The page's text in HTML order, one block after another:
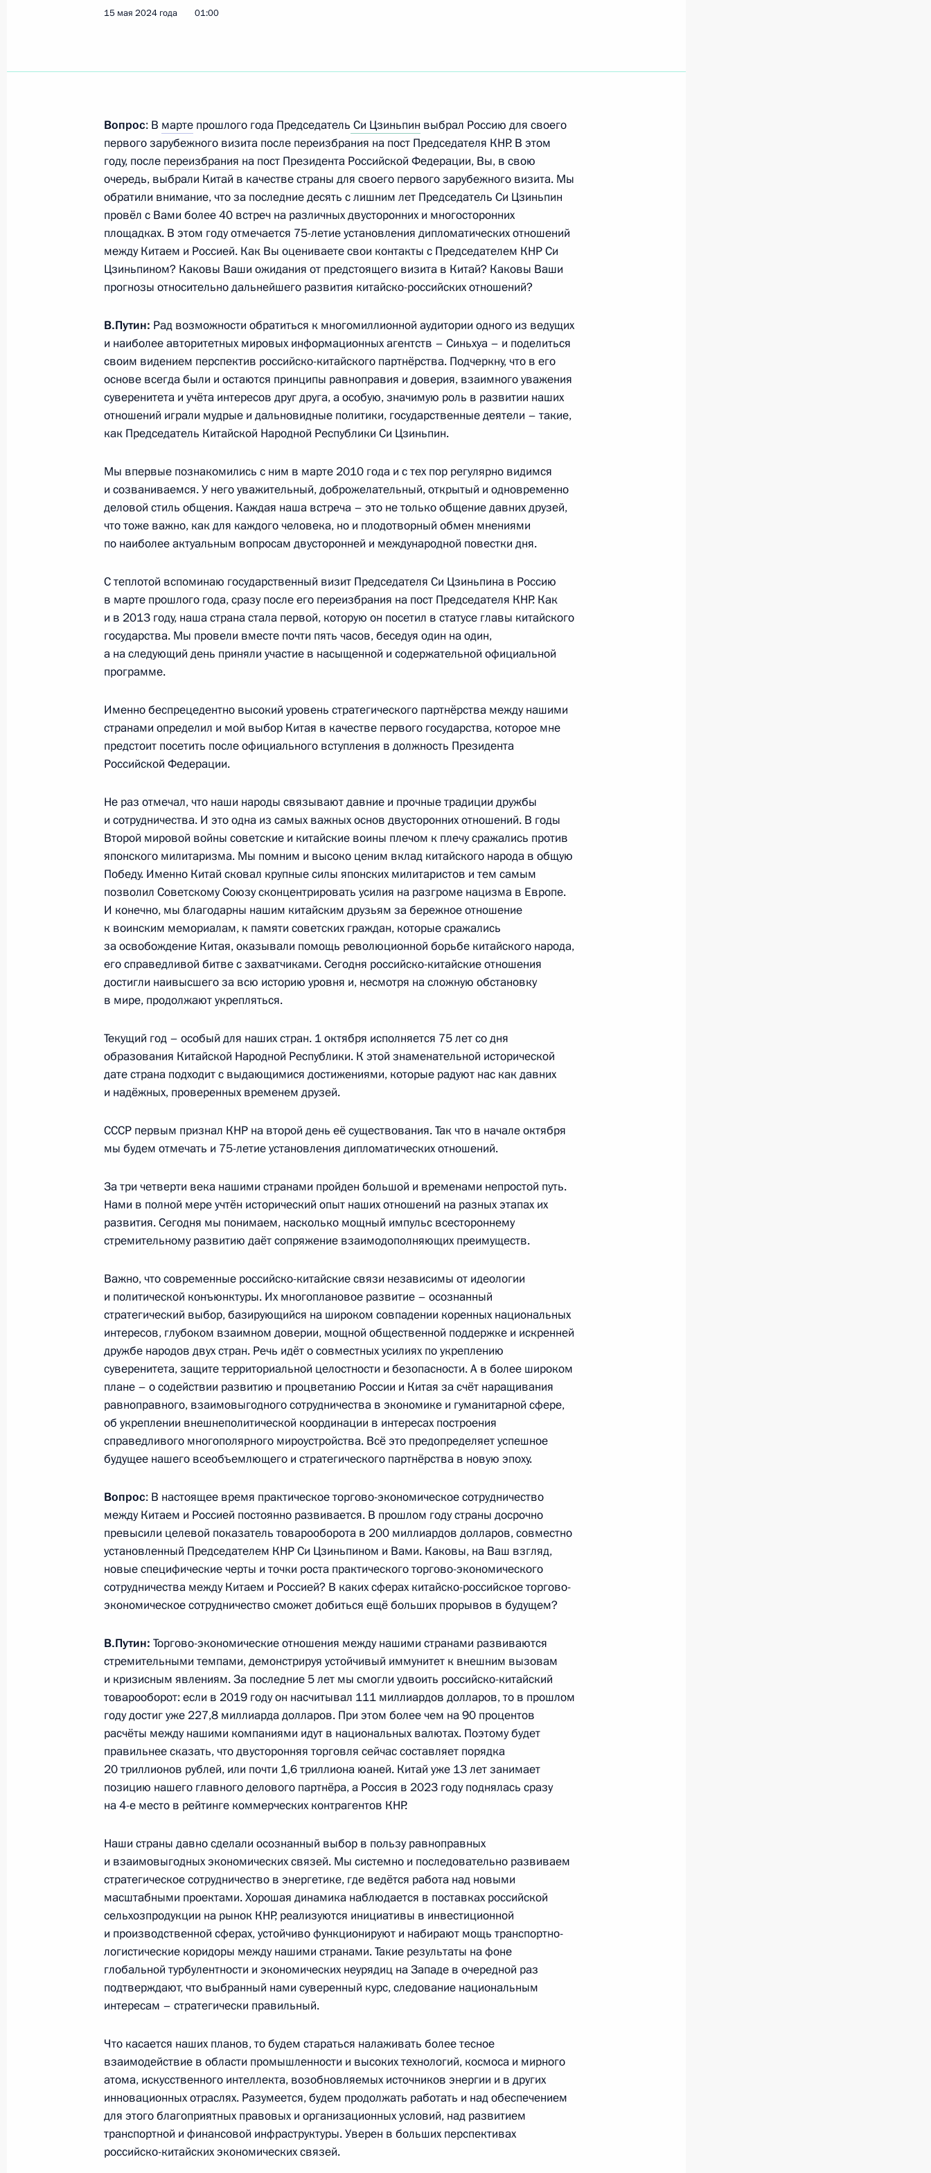
17 мая 2024 года, 08:45 Харбин
Церемония открытия российско-китайского ЭКСПО и форума
по межрегиональному сотрудничеству
17 мая 2024 года, 08:20 Харбин
23 12м
16 мая 2024 года, четверг
Открыты «перекрёстные» года культуры России и Китая
16 мая 2024 года, 12:45 Пекин
Встреча с Премьером Государственного совета КНР Ли Цяном
16 мая 2024 года, 11:45 Пекин
Заявления для прессы по итогам российско-китайских
переговоров
16 мая 2024 года, 09:55 Пекин
8
Начало российско-китайских переговоров
16 мая 2024 года, 08:00 Пекин
4
16 мая 2024 года, 07:00 Пекин
Совещание по вопросам развития оборонно-промышленного
комплекса
Москва, Кремль
Встреча с командующими войсками военных округов
15 мая 2024 года, 15:20 Москва, Кремль
Встреча с Олегом Матыциным
Встреча с Николаем Шульгиновым
15 мая 2024 года, 14:45 Москва, Кремль
15 мая 2024 года, 01:00
14 мая 2024 года, вторник
Встреча с членами Правительства
14 мая 2024 года, 23:00 Москва, Кремль
13 мая 2024 года, понедельник
Совещание с постоянными членами Совета Безопасности
13 мая 2024 года, 18:30 Москва, Кремль
2
11 мая 2024 года, суббота
Встреча с Денисом Мантуровым и Сергеем Чемезовым
11 мая 2024 года, 12:10
10 мая 2024 года, пятница
Встреча с исполняющим обязанности Председателя
Правительства Михаилом Мишустиным
10 мая 2024 года, 12:40 Москва, Кремль
Российско-бисайские переговоры
9 мая 2024 года, 18:20 Москва, Кремль
4
Российско-лаосские переговоры
9 мая 2024 года, 16:45 Москва, Кремль
Начало российско-кубинских переговоров в расширенном
составе
9 мая 2024 года, 15:10 Москва, Кремль
Встреча с Президентом Кубы Мигелем Диас-Канелем Бермудесом
15 мая 2024 года 01:00
Вопрос: В марте прошлого года Председатель Си Цзиньпин выбрал Россию для своего
первого зарубежного визита после переизбрания на пост Председателя КНР. В этом
году, после переизбрания на пост Президента Российской Федерации, Вы, в свою
очередь, выбрали Китай в качестве страны для своего первого зарубежного визита. Мы
обратили внимание, что за последние десять с лишним лет Председатель Си Цзиньпин
провёл с Вами более 40 встреч на различных двусторонних и многосторонних
площадках. В этом году отмечается 75-летие установления дипломатических отношений
между Китаем и Россией. Как Вы оцениваете свои контакты с Председателем КНР Си
Цзиньпином? Каковы Ваши ожидания от предстоящего визита в Китай? Каковы Ваши
прогнозы относительно дальнейшего развития китайско-российских отношений?
В.Путин: Рад возможности обратиться к многомиллионной аудитории одного из ведущих
и наиболее авторитетных мировых информационных агентств – Синьхуа – и поделиться
своим видением перспектив российско-китайского партнёрства. Подчеркну, что в его
основе всегда были и остаются принципы равноправия и доверия, взаимного уважения
суверенитета и учёта интересов друг друга, а особую, значимую роль в развитии наших
отношений играли мудрые и дальновидные политики, государственные деятели – такие,
как Председатель Китайской Народной Республики Си Цзиньпин.
Мы впервые познакомились с ним в марте 2010 года и с тех пор регулярно видимся
и созваниваемся. У него уважительный, доброжелательный, открытый и одновременно
деловой стиль общения. Каждая наша встреча – это не только общение давних друзей,
что тоже важно, как для каждого человека, но и плодотворный обмен мнениями
по наиболее актуальным вопросам двусторонней и международной повестки дня.
С теплотой вспоминаю государственный визит Председателя Си Цзиньпина в Россию
в марте прошлого года, сразу после его переизбрания на пост Председателя КНР. Как
и в 2013 году, наша страна стала первой, которую он посетил в статусе главы китайского
государства. Мы провели вместе почти пять часов, беседуя один на один,
а на следующий день приняли участие в насыщенной и содержательной официальной
программе.
Именно беспрецедентно высокий уровень стратегического партнёрства между нашими
странами определил и мой выбор Китая в качестве первого государства, которое мне
предстоит посетить после официального вступления в должность Президента
Российской Федерации.
Не раз отмечал, что наши народы связывают давние и прочные традиции дружбы
и сотрудничества. И это одна из самых важных основ двусторонних отношений. В годы
Второй мировой войны советские и китайские воины плечом к плечу сражались против
японского милитаризма. Мы помним и высоко ценим вклад китайского народа в общую
Победу. Именно Китай сковал крупные силы японских милитаристов и тем самым
позволил Советскому Союзу сконцентрировать усилия на разгроме нацизма в Европе.
И конечно, мы благодарны нашим китайским друзьям за бережное отношение
к воинским мемориалам, к памяти советских граждан, которые сражались
за освобождение Китая, оказывали помощь революционной борьбе китайского народа,
его справедливой битве с захватчиками. Сегодня российско-китайские отношения
достигли наивысшего за всю историю уровня и, несмотря на сложную обстановку
в мире, продолжают укрепляться.
Текущий год – особый для наших стран. 1 октября исполняется 75 лет со дня
образования Китайской Народной Республики. К этой знаменательной исторической
дате страна подходит с выдающимися достижениями, которые радуют нас как давних
и надёжных, проверенных временем друзей.
СССР первым признал КНР на второй день её существования. Так что в начале октября
мы будем отмечать и 75-летие установления дипломатических отношений.
За три четверти века нашими странами пройден большой и временами непростой путь.
Нами в полной мере учтён исторический опыт наших отношений на разных этапах их
развития. Сегодня мы понимаем, насколько мощный импульс всестороннему
стремительному развитию даёт сопряжение взаимодополняющих преимуществ.
Важно, что современные российско-китайские связи независимы от идеологии
и политической конъюнктуры. Их многоплановое развитие – осознанный
стратегический выбор, базирующийся на широком совпадении коренных национальных
интересов, глубоком взаимном доверии, мощной общественной поддержке и искренней
дружбе народов двух стран. Речь идёт о совместных усилиях по укреплению
суверенитета, защите территориальной целостности и безопасности. А в более широком
плане – о содействии развитию и процветанию России и Китая за счёт наращивания
равноправного, взаимовыгодного сотрудничества в экономике и гуманитарной сфере,
об укреплении внешнеполитической координации в интересах построения
справедливого многополярного мироустройства. Всё это предопределяет успешное
будущее нашего всеобъемлющего и стратегического партнёрства в новую эпоху.
Вопрос: В настоящее время практическое торгово-экономическое сотрудничество
между Китаем и Россией постоянно развивается. В прошлом году страны досрочно
превысили целевой показатель товарооборота в 200 миллиардов долларов, совместно
установленный Председателем КНР Си Цзиньпином и Вами. Каковы, на Ваш взгляд,
новые специфические черты и точки роста практического торгово-экономического
сотрудничества между Китаем и Россией? В каких сферах китайско-российское торгово-
экономическое сотрудничество сможет добиться ещё больших прорывов в будущем?
В.Путин: Торгово-экономические отношения между нашими странами развиваются
стремительными темпами, демонстрируя устойчивый иммунитет к внешним вызовам
и кризисным явлениям. За последние 5 лет мы смогли удвоить российско-китайский
товарооборот: если в 2019 году он насчитывал 111 миллиардов долларов, то в прошлом
году достиг уже 227,8 миллиарда долларов. При этом более чем на 90 процентов
расчёты между нашими компаниями идут в национальных валютах. Поэтому будет
правильнее сказать, что двусторонняя торговля сейчас составляет порядка
20 триллионов рублей, или почти 1,6 триллиона юаней. Китай уже 13 лет занимает
позицию нашего главного делового партнёра, а Россия в 2023 году поднялась сразу
на 4-е место в рейтинге коммерческих контрагентов КНР.
Наши страны давно сделали осознанный выбор в пользу равноправных
и взаимовыгодных экономических связей. Мы системно и последовательно развиваем
стратегическое сотрудничество в энергетике, где ведётся работа над новыми
масштабными проектами. Хорошая динамика наблюдается в поставках российской
сельхозпродукции на рынок КНР, реализуются инициативы в инвестиционной
и производственной сферах, устойчиво функционируют и набирают мощь транспортно-
логистические коридоры между нашими странами. Такие результаты на фоне
глобальной турбулентности и экономических неурядиц на Западе в очередной раз
подтверждают, что выбранный нами суверенный курс, следование национальным
интересам – стратегически правильный.
Что касается наших планов, то будем стараться налаживать более тесное
взаимодействие в области промышленности и высоких технологий, космоса и мирного
атома, искусственного интеллекта, возобновляемых источников энергии и в других
инновационных отраслях. Разумеется, будем продолжать работать и над обеспечением
для этого благоприятных правовых и организационных условий, над развитием
транспортной и финансовой инфраструктуры. Уверен в больших перспективах
российско-китайских экономических связей.